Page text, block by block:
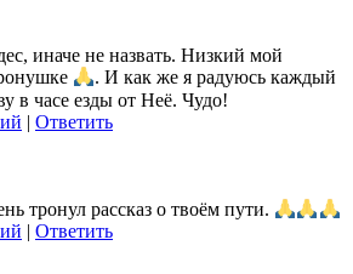
иначе не назвать. Низкий мой
. И как же я радуюсь каждый
в часе езды от Неё. Чудо!
| Ответить
тронул рассказ о твоём пути.
| Ответить